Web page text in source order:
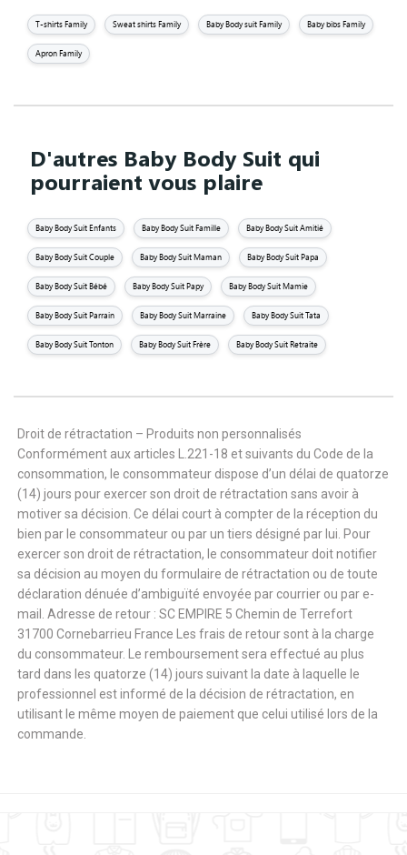
T-shirts Family Sweat shirts Family Baby Body suit Family Baby bibs Family
Apron Family
D'autres Baby Body Suit qui
pourraient vous plaire
Baby Body Suit Enfants Baby Body Suit Famille Baby Body Suit Amitié
Baby Body Suit Couple Baby Body Suit Maman Baby Body Suit Papa
Baby Body Suit Bébé Baby Body Suit Papy Baby Body Suit Mamie
Baby Body Suit Parrain Baby Body Suit Marraine Baby Body Suit Tata
Baby Body Suit Tonton Baby Body Suit Frère Baby Body Suit Retraite
Droit de rétractation – Produits non personnalisés
Conformément aux articles L.221-18 et suivants du Code de la
consommation, le consommateur dispose d’un délai de quatorze
(14) jours pour exercer son droit de rétractation sans avoir à
motiver sa décision. Ce délai court à compter de la réception du
bien par le consommateur ou par un tiers désigné par lui. Pour
exercer son droit de rétractation, le consommateur doit notifier
sa décision au moyen du formulaire de rétractation ou de toute
déclaration dénuée d’ambiguïté envoyée par courrier ou par e-
mail. Adresse de retour : SC EMPIRE 5 Chemin de Terrefort
31700 Cornebarrieu France Les frais de retour sont à la charge
du consommateur. Le remboursement sera effectué au plus
tard dans les quatorze (14) jours suivant la date à laquelle le
professionnel est informé de la décision de rétractation, en
utilisant le même moyen de paiement que celui utilisé lors de la
commande.